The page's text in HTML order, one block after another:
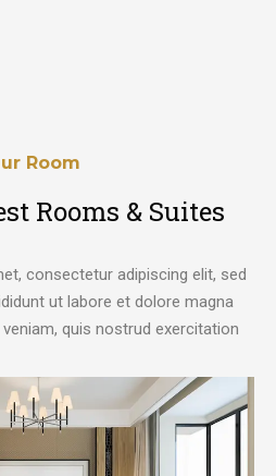
Room
Rooms & Suites
consectetur adipiscing elit, sed
ut labore et dolore magna
quis nostrud exercitation